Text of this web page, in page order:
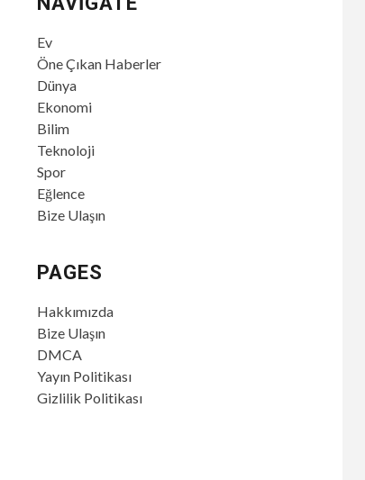
Ev
Öne Çıkan Haberler
Dünya
Ekonomi
Bilim
Teknoloji
Spor
Eğlence
Bize Ulaşın
PAGES
Hakkımızda
Bize Ulaşın
DMCA
Yayın Politikası
Gizlilik Politikası